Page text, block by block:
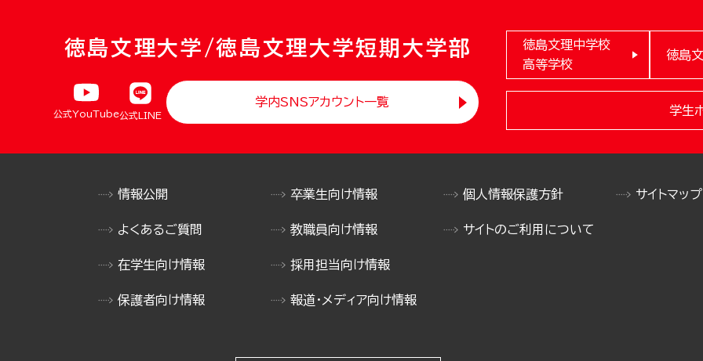
徳島文理大学/徳島文理大学短期大学部
公式YouTube公式LINE
学内SNSアカウント一覧
徳島文理中学校
高等学校
徳島
学生
情報公開
よくあるご質問
在学生向け情報
保護者向け情報
卒業生向け情報
教職員向け情報
採用担当向け情報
報道・メディア向け情報
個人情報保護方針
サイトのご利用について
サイトマップ